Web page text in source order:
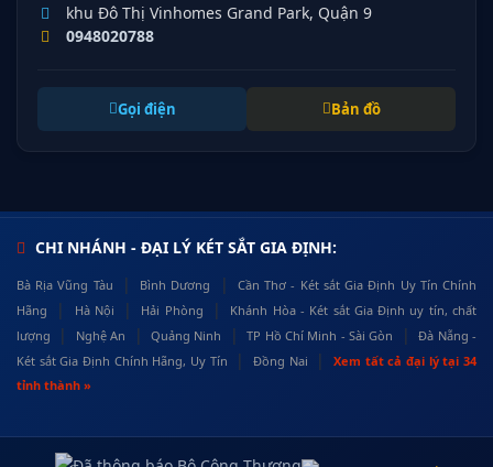
khu Đô Thị Vinhomes Grand Park, Quận 9
0948020788
Gọi điện Bản đồ
CHI NHÁNH - ĐẠI LÝ KÉT SẮT GIA ĐỊNH:
Bà Rịa Vũng Tàu | Bình Dương |
Cần Thơ - Két sắt Gia Định Uy Tín Chính
Hãng
| Hà Nội | Hải Phòng |
Khánh Hòa - Két sắt Gia Định uy tín, chất
lượng
| Nghệ An | Quảng Ninh | TP Hồ Chí Minh - Sài Gòn |
Đà Nẵng -
Két sắt Gia Định Chính Hãng, Uy Tín
| Đồng Nai |
Xem tất cả đại lý tại 34
tỉnh thành »